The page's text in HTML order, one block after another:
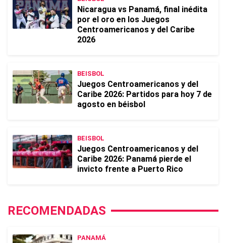
Nicaragua vs Panamá, final inédita
por el oro en los Juegos
Centroamericanos y del Caribe
2026
BEISBOL
Juegos Centroamericanos y del
Caribe 2026: Partidos para hoy 7 de
agosto en béisbol
BEISBOL
Juegos Centroamericanos y del
Caribe 2026: Panamá pierde el
invicto frente a Puerto Rico
RECOMENDADAS
PANAMÁ